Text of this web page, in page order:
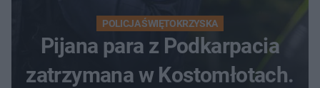
POLICJA ŚWIĘTOKRZYSKA
Pijana para z Podkarpacia
zatrzymana w Kostomłotach.